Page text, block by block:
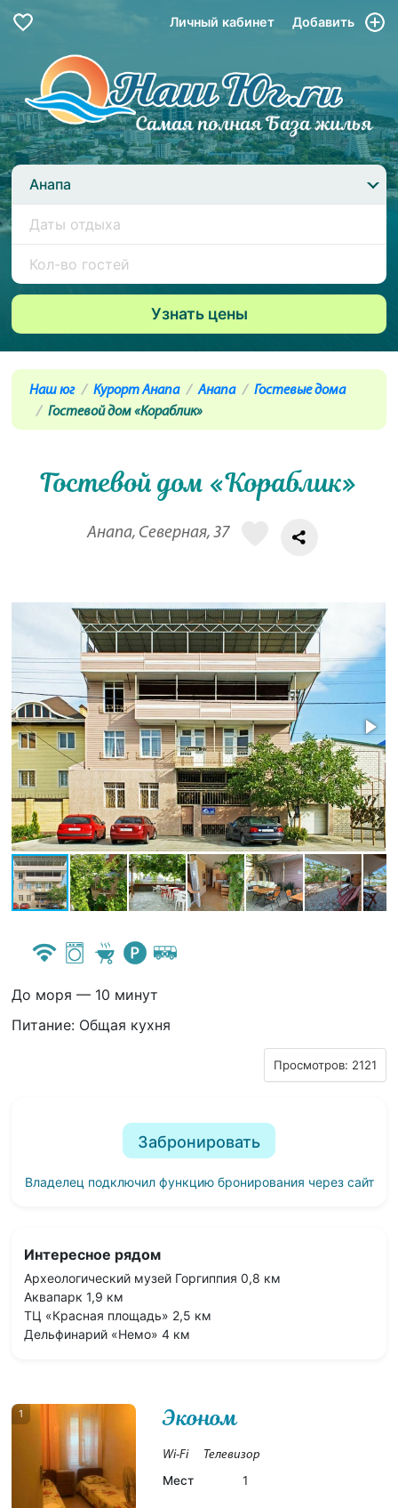
Личный кабинет Добавить
Анапа
Наш юг Курорт Анапа Анапа
Гостевые дома
Гостевой дом «Кораблик»
Гостевой дом «Кораблик»
Анапа, Северная, 37
До моря — 10 минут
Питание: Общая кухня
Просмотров: 2121
Забронировать
Владелец подключил функцию бронирования через сайт
Интересное рядом
Археологический музей Горгиппия 0,8 км
Аквапарк 1,9 км
ТЦ «Красная площадь» 2,5 км
Дельфинарий «Немо» 4 км
1 Эконом
Wi-Fi Телевизор
Мест 1